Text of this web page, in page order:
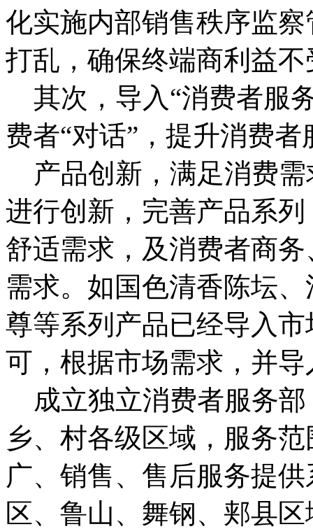
化实施内部销售秩序监
打乱，确保终端商利益
其次，导入“消费者服
费者“对话”，提升消费
产品创新，满足消费需
进行创新，完善产品系
舒适需求，及消费者商
需求。如国色清香陈坛
尊等系列产品已经导入
可，根据市场需求，并
成立独立消费者服务部
乡、村各级区域，服务
广、销售、售后服务提
区、鲁山、舞钢、郏县